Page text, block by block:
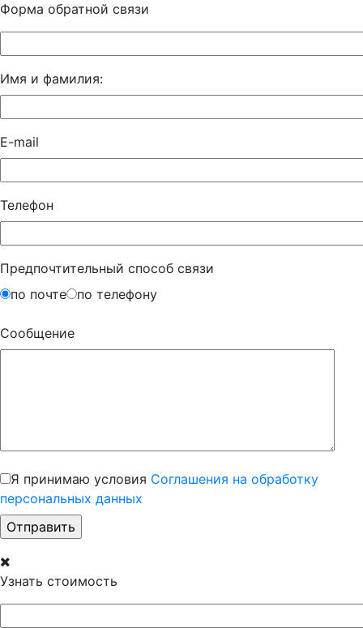
Форма обратной связи
Имя и фамилия:
E-mail
Телефон
Предпочтительный способ связи
по почте
по телефону
Сообщение
Я принимаю условия Соглашения на обработку
персональных данных
Узнать стоимость